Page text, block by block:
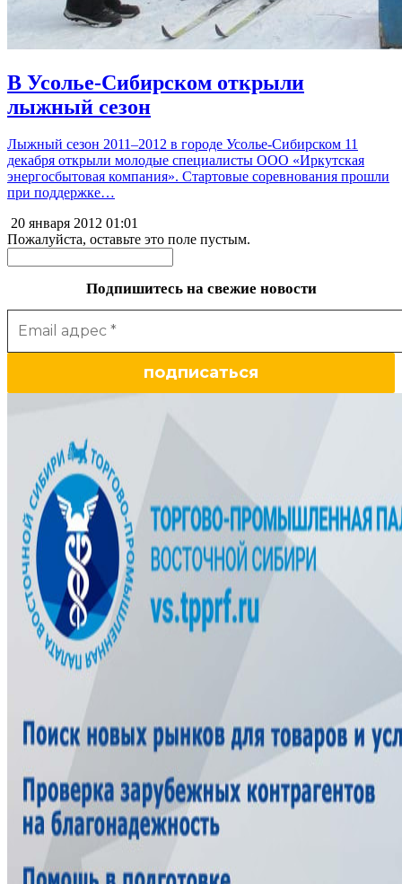
В Усолье-Сибирском открыли
лыжный сезон
Лыжный сезон 2011–2012 в городе Усолье-Сибирском 11
декабря открыли молодые специалисты ООО «Иркутская
энергосбытовая компания». Стартовые соревнования прошли
при поддержке…
20 января 2012 01:01
Пожалуйста, оставьте это поле пустым.
Подпишитесь на свежие новости